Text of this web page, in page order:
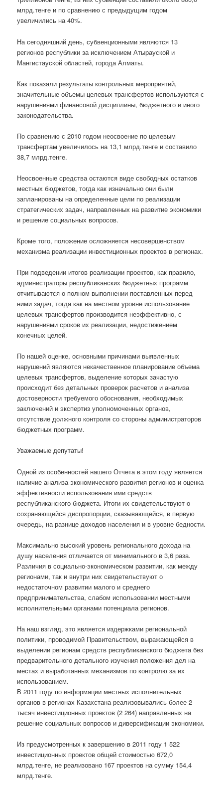
млрд.тенге и по сравнению с предыдущим годом
увеличились на 40%.
На сегодняшний день, субвенционными являются 13
регионов республики за исключением Атырауской и
Мангистауской областей, города Алматы.
Как показали результаты контрольных мероприятий,
значительные объемы целевых трансфертов используются с
нарушениями финансовой дисциплины, бюджетного и иного
законодательства.
По сравнению с 2010 годом неосвоение по целевым
трансфертам увеличилось на 13,1 млрд.тенге и составило
38,7 млрд.тенге.
Неосвоенные средства остаются виде свободных остатков
местных бюджетов, тогда как изначально они были
запланированы на определенные цели по реализации
стратегических задач, направленных на развитие экономики
и решение социальных вопросов.
Кроме того, положение осложняется несовершенством
механизма реализации инвестиционных проектов в регионах.
При подведении итогов реализации проектов, как правило,
администраторы республиканских бюджетных программ
отчитываются о полном выполнении поставленных перед
ними задач, тогда как на местном уровне использование
целевых трансфертов производится неэффективно, с
нарушениями сроков их реализации, недостижением
конечных целей.
По нашей оценке, основными причинами выявленных
нарушений являются некачественное планирование объема
целевых трансфертов, выделение которых зачастую
происходит без детальных проверок расчетов и анализа
достоверности требуемого обоснования, необходимых
заключений и экспертиз уполномоченных органов,
отсутствие должного контроля со стороны администраторов
бюджетных программ.
Уважаемые депутаты!
Одной из особенностей нашего Отчета в этом году является
наличие анализа экономического развития регионов и оценка
эффективности использования ими средств
республиканского бюджета. Итоги их свидетельствуют о
сохраняющейся диспропорции, сказывающейся, в первую
очередь, на разнице доходов населения и в уровне бедности.
Максимально высокий уровень регионального дохода на
душу населения отличается от минимального в 3,6 раза.
Различия в социально-экономическом развитии, как между
регионами, так и внутри них свидетельствуют о
недостаточном развитии малого и среднего
предпринимательства, слабом использовании местными
исполнительными органами потенциала регионов.
На наш взгляд, это является издержками региональной
политики, проводимой Правительством, выражающейся в
выделении регионам средств республиканского бюджета без
предварительного детального изучения положения дел на
местах и выработанных механизмов по контролю за их
использованием.
В 2011 году по информации местных исполнительных
органов в регионах Казахстана реализовывались более 2
тысяч инвестиционных проектов (2 264) направленных на
решение социальных вопросов и диверсификации экономики.
Из предусмотренных к завершению в 2011 году 1 522
инвестиционных проектов общей стоимостью 672,0
млрд.тенге, не реализовано 167 проектов на сумму 154,4
млрд.тенге.